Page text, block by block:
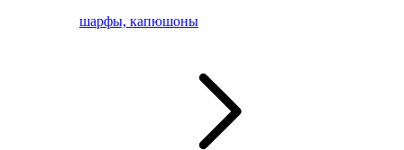
шарфы, капюшоны